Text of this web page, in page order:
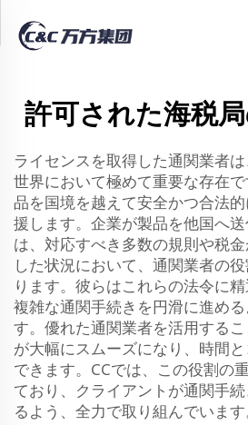
許可された海税
ライセンスを取得した通関業者
世界において極めて重要な存在
品を国境を越えて安全かつ合法
援します。企業が製品を他国へ
は、対応すべき多数の規則や税
した状況において、通関業者の
ります。彼らはこれらの法令に
複雑な通関手続きを円滑に進め
す。優れた通関業者を活用する
が大幅にスムーズになり、時間
できます。CCでは、この役割の
ており、クライアントが通関手
るよう、全力で取り組んでいます